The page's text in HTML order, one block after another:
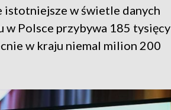
istotniejsze w świetle danych
Polsce przybywa 185 tysięcy
w kraju niemal milion 200